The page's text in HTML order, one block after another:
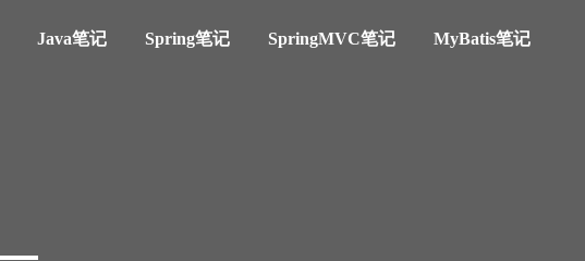
Java笔记 Spring笔记 SpringMVC笔记 MyBatis笔记